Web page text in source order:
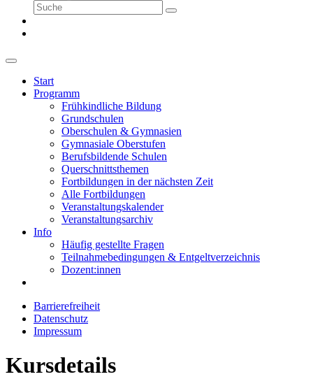
Start
Programm
Frühkindliche Bildung
Grundschulen
Oberschulen & Gymnasien
Gymnasiale Oberstufen
Berufsbildende Schulen
Querschnittsthemen
Fortbildungen in der nächsten Zeit
Alle Fortbildungen
Veranstaltungskalender
Veranstaltungsarchiv
Info
Häufig gestellte Fragen
Teilnahmebedingungen & Entgeltverzeichnis
Dozent:innen
Barrierefreiheit
Datenschutz
Impressum
Kursdetails